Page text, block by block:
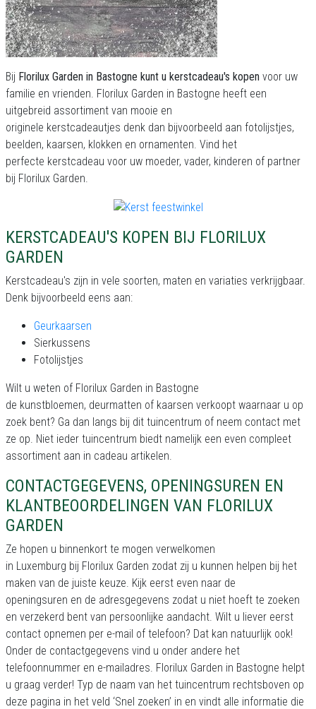
Bij Florilux Garden in Bastogne kunt u kerstcadeau's kopen voor uw
familie en vrienden. Florilux Garden in Bastogne heeft een
uitgebreid assortiment van mooie en
originele kerstcadeautjes denk dan bijvoorbeeld aan fotolijstjes,
beelden, kaarsen, klokken en ornamenten. Vind het
perfecte kerstcadeau voor uw moeder, vader, kinderen of partner
bij Florilux Garden.
KERSTCADEAU'S KOPEN BIJ FLORILUX
GARDEN
Kerstcadeau's zijn in vele soorten, maten en variaties verkrijgbaar.
Denk bijvoorbeeld eens aan:
Geurkaarsen
Sierkussens
Fotolijstjes
Wilt u weten of Florilux Garden in Bastogne
de kunstbloemen, deurmatten of kaarsen verkoopt waarnaar u op
zoek bent? Ga dan langs bij dit tuincentrum of neem contact met
ze op. Niet ieder tuincentrum biedt namelijk een even compleet
assortiment aan in cadeau artikelen.
CONTACTGEGEVENS, OPENINGSUREN EN
KLANTBEOORDELINGEN VAN FLORILUX
GARDEN
Ze hopen u binnenkort te mogen verwelkomen
in Luxemburg bij Florilux Garden zodat zij u kunnen helpen bij het
maken van de juiste keuze. Kijk eerst even naar de
openingsuren en de adresgegevens zodat u niet hoeft te zoeken
en verzekerd bent van persoonlijke aandacht. Wilt u liever eerst
contact opnemen per e-mail of telefoon? Dat kan natuurlijk ook!
Onder de contactgegevens vind u onder andere het
telefoonnummer en e-mailadres. Florilux Garden in Bastogne helpt
u graag verder! Typ de naam van het tuincentrum rechtsboven op
deze pagina in het veld ‘Snel zoeken’ in en vindt alle informatie die